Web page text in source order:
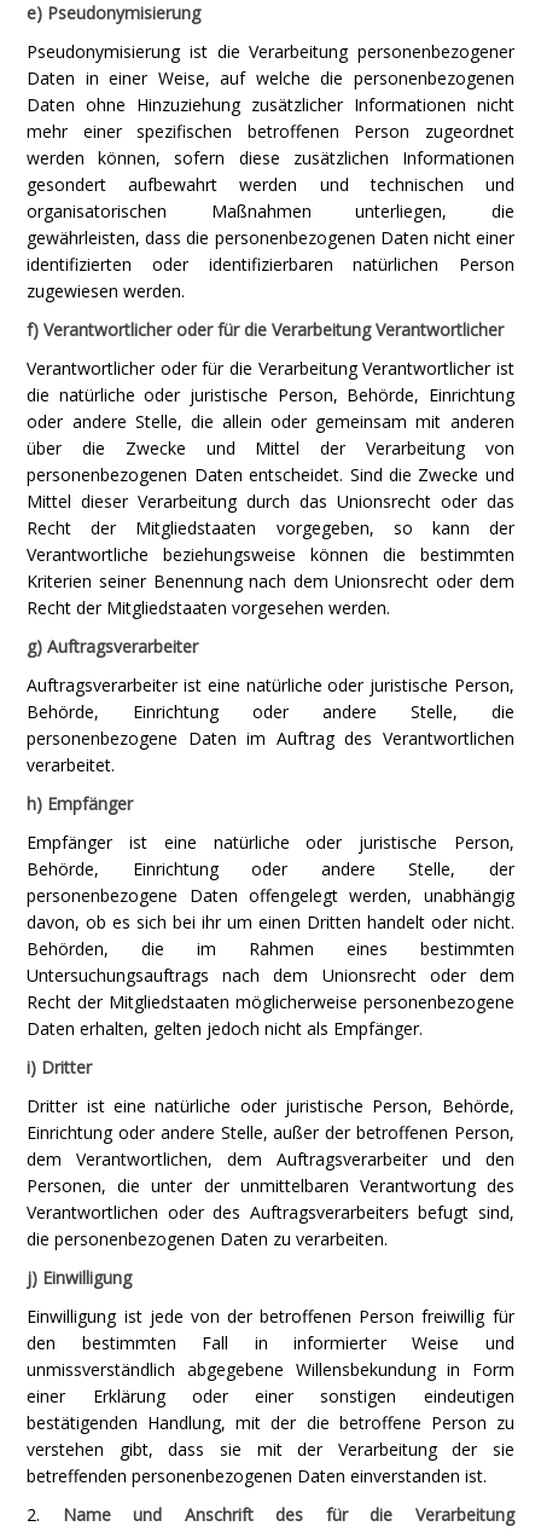
e) Pseudonymisierung
Pseudonymisierung ist die Verarbeitung personenbezogener
Daten in einer Weise, auf welche die personenbezogenen
Daten ohne Hinzuziehung zusätzlicher Informationen nicht
mehr einer spezifischen betroffenen Person zugeordnet
werden können, sofern diese zusätzlichen Informationen
gesondert aufbewahrt werden und technischen und
organisatorischen Maßnahmen unterliegen, die
gewährleisten, dass die personenbezogenen Daten nicht einer
identifizierten oder identifizierbaren natürlichen Person
zugewiesen werden.
f) Verantwortlicher oder für die Verarbeitung Verantwortlicher
Verantwortlicher oder für die Verarbeitung Verantwortlicher ist
die natürliche oder juristische Person, Behörde, Einrichtung
oder andere Stelle, die allein oder gemeinsam mit anderen
über die Zwecke und Mittel der Verarbeitung von
personenbezogenen Daten entscheidet. Sind die Zwecke und
Mittel dieser Verarbeitung durch das Unionsrecht oder das
Recht der Mitgliedstaaten vorgegeben, so kann der
Verantwortliche beziehungsweise können die bestimmten
Kriterien seiner Benennung nach dem Unionsrecht oder dem
Recht der Mitgliedstaaten vorgesehen werden.
g) Auftragsverarbeiter
Auftragsverarbeiter ist eine natürliche oder juristische Person,
Behörde, Einrichtung oder andere Stelle, die
personenbezogene Daten im Auftrag des Verantwortlichen
verarbeitet.
h) Empfänger
Empfänger ist eine natürliche oder juristische Person,
Behörde, Einrichtung oder andere Stelle, der
personenbezogene Daten offengelegt werden, unabhängig
davon, ob es sich bei ihr um einen Dritten handelt oder nicht.
Behörden, die im Rahmen eines bestimmten
Untersuchungsauftrags nach dem Unionsrecht oder dem
Recht der Mitgliedstaaten möglicherweise personenbezogene
Daten erhalten, gelten jedoch nicht als Empfänger.
i) Dritter
Dritter ist eine natürliche oder juristische Person, Behörde,
Einrichtung oder andere Stelle, außer der betroffenen Person,
dem Verantwortlichen, dem Auftragsverarbeiter und den
Personen, die unter der unmittelbaren Verantwortung des
Verantwortlichen oder des Auftragsverarbeiters befugt sind,
die personenbezogenen Daten zu verarbeiten.
j) Einwilligung
Einwilligung ist jede von der betroffenen Person freiwillig für
den bestimmten Fall in informierter Weise und
unmissverständlich abgegebene Willensbekundung in Form
einer Erklärung oder einer sonstigen eindeutigen
bestätigenden Handlung, mit der die betroffene Person zu
verstehen gibt, dass sie mit der Verarbeitung der sie
betreffenden personenbezogenen Daten einverstanden ist.
2. Name und Anschrift des für die Verarbeitung